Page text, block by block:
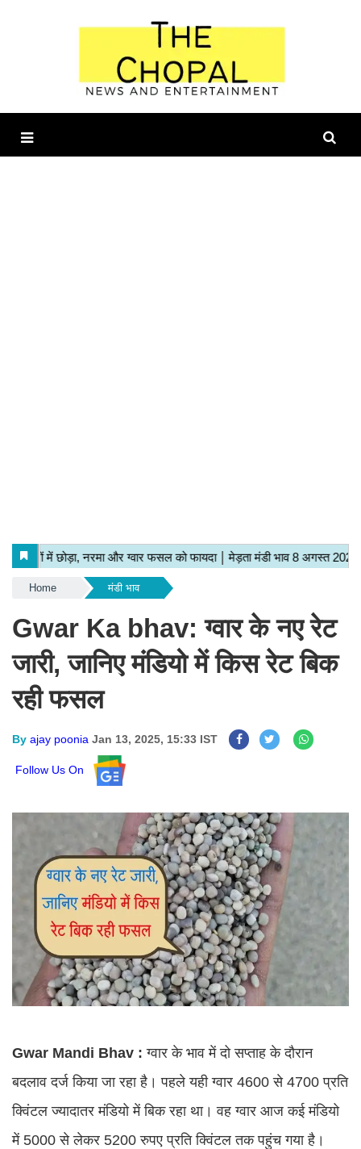
Home मंडी भाव
Gwar Ka bhav: ग्वार के नए रेट
जारी, जानिए मंडियो में किस रेट बिक
रही फसल
By ajay poonia Jan 13, 2025, 15:33 IST
Follow Us On
Gwar Mandi Bhav : ग्वार के भाव में दो सप्ताह के दौरान
बदलाव दर्ज किया जा रहा है। पहले यही ग्वार 4600 से 4700 प्रति
क्विंटल ज्यादातर मंडियो में बिक रहा था। वह ग्वार आज कई मंडियो
में 5000 से लेकर 5200 रुपए प्रति क्विंटल तक पहुंच गया है।